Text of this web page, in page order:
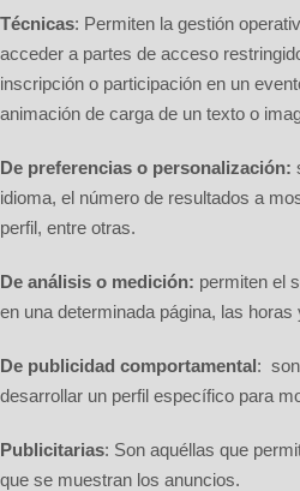
Técnicas: Permiten la gestión
acceder a partes de acceso
inscripción o participación en un
animación de carga de un texto o
De preferencias o personalización:
idioma, el número de resultados a
perfil, entre otras.
De análisis o medición: permiten el
en una determinada página, las
De publicidad comportamental:
desarrollar un perfil específico para
Publicitarias: Son aquéllas que
que se muestran los anuncios.